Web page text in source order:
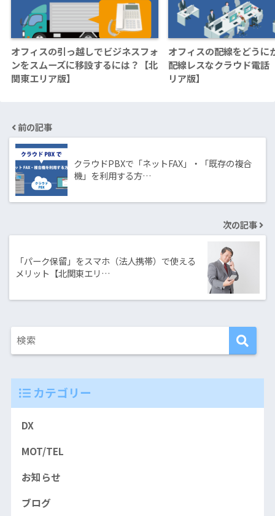
オフィスの引っ越しでビジネスフォ
ンをスムーズに移設するには？【北
関東エリア版】
オフィスの配線をどうに
配線レスなクラウド電話
リア版】
前の記事
クラウドPBXで「ネットFAX」・「既存の複合
機」を利用する方…
次の記事
「パーク保留」をスマホ（法人携帯）で使える
メリット【北関東エリ…
カテゴリー
DX
MOT/TEL
お知らせ
ブログ